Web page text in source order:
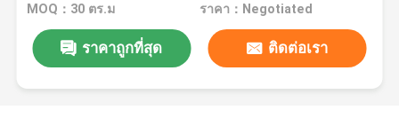
MOQ：30 ตร.ม ราคา：Negotiated
ราคาถูกที่สุด ติดต่อเรา